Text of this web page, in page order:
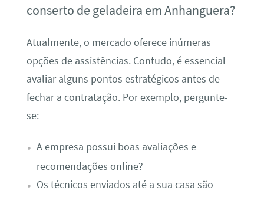
conserto de geladeira em Anhanguera?
Atualmente, o mercado oferece inúmeras
opções de assistências. Contudo, é essencial
avaliar alguns pontos estratégicos antes de
fechar a contratação. Por exemplo, pergunte-
se:
A empresa possui boas avaliações e
recomendações online?
Os técnicos enviados até a sua casa são